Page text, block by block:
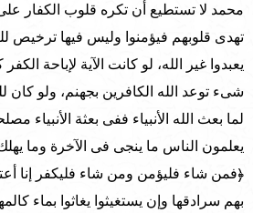
محمد لا تستطيع أن تكره قلوب الكفار
تهدى قلوبهم فيؤمنوا وليس فيها ترخيص
يعبدوا غير الله، لو كانت الآية لإباحة
شىء توعد الله الكافرين بجهنم، ولو كان
لما بعث الله الأنبياء ففى بعثة الأنبياء
يعلمون الناس ما ينجى فى الآخرة وما
﴿فمن شاء فليؤمن ومن شاء فليكفر إنا
بهم سرادقها وإن يستغيثوا يغاثوا بماء